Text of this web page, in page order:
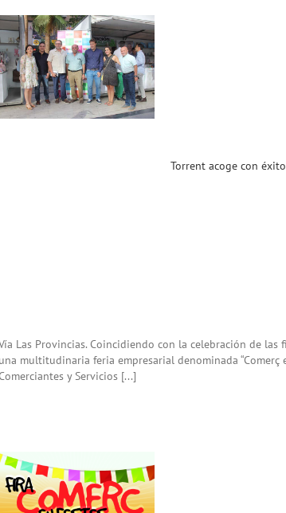
Torrent acoge con
Las Provincias. Coincidiendo con la celebración de
una multitudinaria feria empresarial denominada “Comerç
y Servicios [...]